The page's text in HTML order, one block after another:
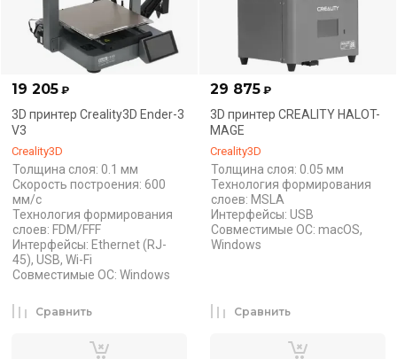
19 205 ₽
3D принтер Creality3D Ender-3
V3
Creality3D
Толщина слоя: 0.1 мм
Скорость построения: 600
мм/с
Технология формирования
слоев: FDM/FFF
Интерфейсы: Ethernet (RJ-
45), USB, Wi-Fi
Совместимые ОС: Windows
Сравнить
29 875 ₽
3D принтер CREALITY HALOT-
MAGE
Creality3D
Толщина слоя: 0.05 мм
Технология формирования
слоев: MSLA
Интерфейсы: USB
Совместимые ОС: macOS,
Windows
Сравнить